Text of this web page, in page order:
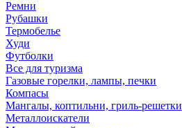
Ремни
Рубашки
Термобелье
Худи
Футболки
Все для туризма
Газовые горелки, лампы, печки
Компасы
Мангалы, коптильни, гриль-решетки
Металлоискатели